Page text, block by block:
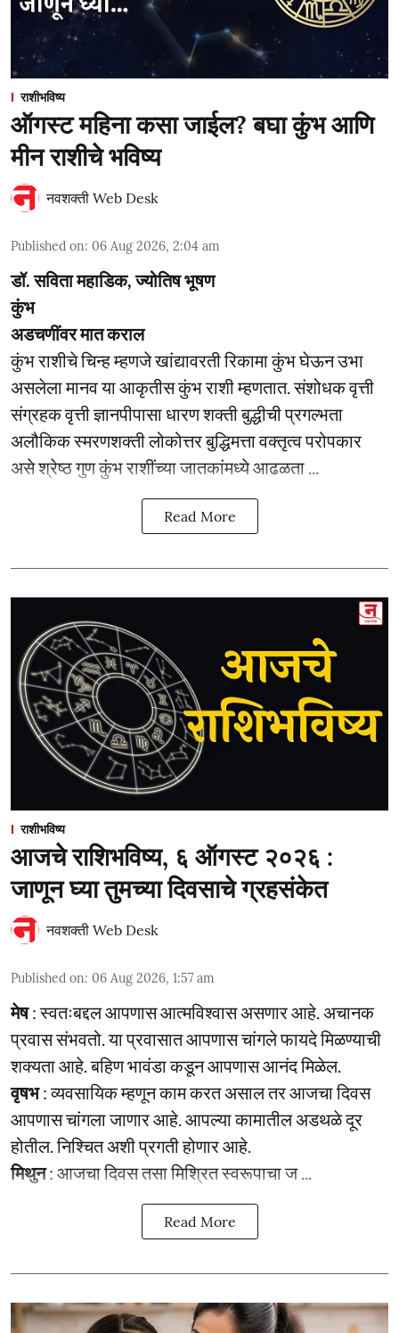
राशीभविष्य
ऑगस्ट महिना कसा जाईल? बघा कुंभ आणि
मीन राशीचे भविष्य
नवशक्ती Web Desk
Published on: 06 Aug 2026, 2:04 am
डॉ. सविता महाडिक, ज्योतिष भूषण
कुंभ
अडचणींवर मात कराल
कुंभ राशीचे चिन्ह म्हणजे खांद्यावरती रिकामा कुंभ घेऊन उभा
असलेला मानव या आकृतीस कुंभ राशी म्हणतात. संशोधक वृत्ती
संग्रहक वृत्ती ज्ञानपीपासा धारण शक्ती बुद्धीची प्रगल्भता
अलौकिक स्मरणशक्ती लोकोत्तर बुद्धिमत्ता वक्तृत्व परोपकार
असे श्रेष्ठ गुण कुंभ राशींच्या जातकांमध्ये आढळता ...
Read More
राशीभविष्य
आजचे राशिभविष्य, ६ ऑगस्ट २०२६ :
जाणून घ्या तुमच्या दिवसाचे ग्रहसंकेत
नवशक्ती Web Desk
Published on: 06 Aug 2026, 1:57 am
मेष: स्वतःबद्दल आपणास आत्मविश्वास असणार आहे. अचानक
प्रवास संभवतो. या प्रवासात आपणास चांगले फायदे मिळण्याची
शक्यता आहे. बहिण भावंडा कडून आपणास आनंद मिळेल.
वृषभ: व्यवसायिक म्हणून काम करत असाल तर आजचा दिवस
आपणास चांगला जाणार आहे. आपल्या कामातील अडथळे दूर
होतील. निश्चित अशी प्रगती होणार आहे.
मिथुन: आजचा दिवस तसा मिश्रित स्वरूपाचा ज ...
Read More